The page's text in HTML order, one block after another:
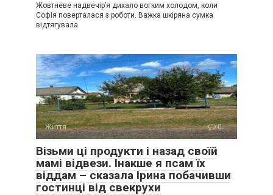
Жовтневе надвечір’я дихало вогким холодом, коли
Софія поверталася з роботи. Важка шкіряна сумка
відтягувала
Життя 0
Візьми ці продукти і назад своїй
мамі відвези. Інакше я псам їх
віддам – сказала Ірина побачивши
гостинці від свекрухи